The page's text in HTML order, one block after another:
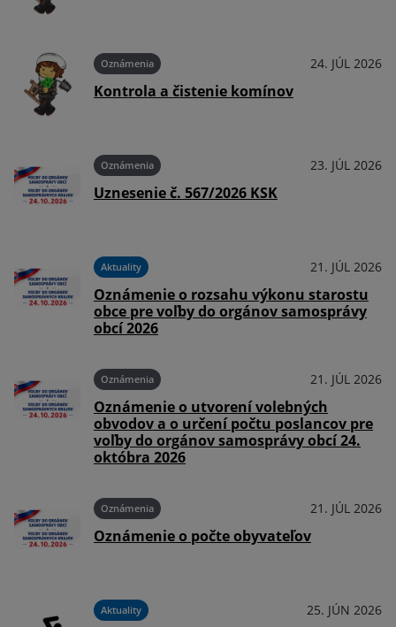
Oznámenia 24. JÚL 2026
Kontrola a čistenie komínov
Oznámenia 23. JÚL 2026
Uznesenie č. 567/2026 KSK
Aktuality 21. JÚL 2026
Oznámenie o rozsahu výkonu starostu
obce pre voľby do orgánov samosprávy
obcí 2026
Oznámenia 21. JÚL 2026
Oznámenie o utvorení volebných
obvodov a o určení počtu poslancov pre
voľby do orgánov samosprávy obcí 24.
októbra 2026
Oznámenia 21. JÚL 2026
Oznámenie o počte obyvateľov
Aktuality 25. JÚN 2026